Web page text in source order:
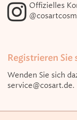
Offizielles
Registrieren
Wenden Sie sich
service@cosart.de.